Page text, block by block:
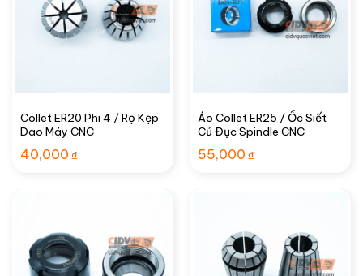
Collet ER20 Phi 4 / Rọ Kẹp
Dao Máy CNC
40,000 ₫
Áo Collet ER25 / Ốc Siết
Củ Đục Spindle CNC
55,000 ₫